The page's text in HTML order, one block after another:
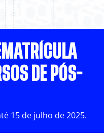
DE PÓS-
15 de julho de 2025.